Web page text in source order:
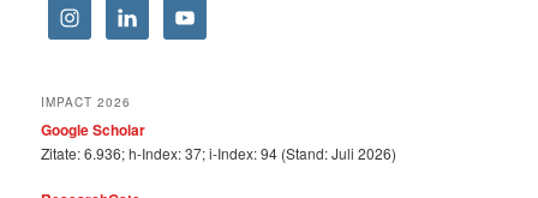
IMPACT 2026
Google Scholar
Zitate: 6.936; h-Index: 37; i-Index: 94 (Stand: Juli 2026)